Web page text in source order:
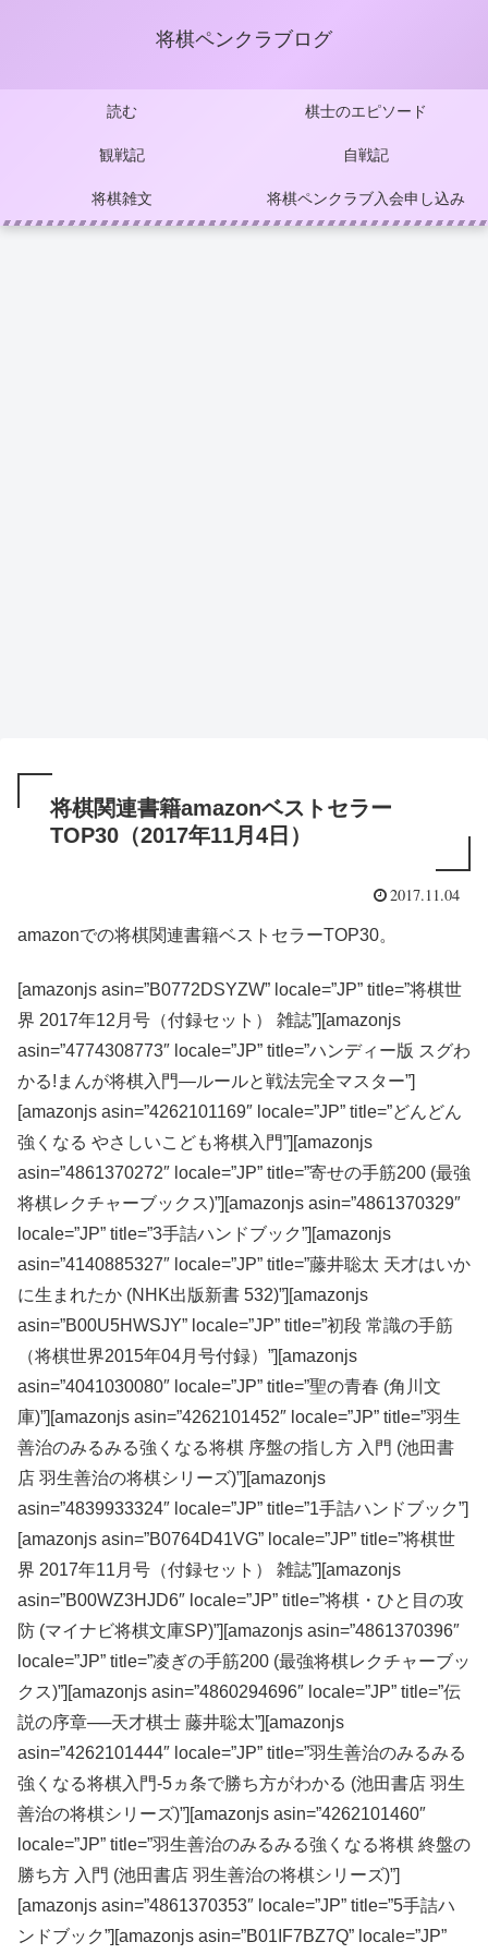
将棋ペンクラブログ
読む 棋士のエピソード
観戦記 自戦記
将棋雑文 将棋ペンクラブ入会申し込み
将棋関連書籍amazonベストセラー
TOP30（2017年11月4日）
2017.11.04
amazonでの将棋関連書籍ベストセラーTOP30。
[amazonjs asin=”B0772DSYZW” locale=”JP” title=”将棋世
界 2017年12月号（付録セット） 雑誌”][amazonjs
asin=”4774308773″ locale=”JP” title=”ハンディー版 スグわ
かる!まんが将棋入門―ルールと戦法完全マスター”]
[amazonjs asin=”4262101169″ locale=”JP” title=”どんどん
強くなる やさしいこども将棋入門”][amazonjs
asin=”4861370272″ locale=”JP” title=”寄せの手筋200 (最強
将棋レクチャーブックス)”][amazonjs asin=”4861370329″
locale=”JP” title=”3手詰ハンドブック”][amazonjs
asin=”4140885327″ locale=”JP” title=”藤井聡太 天才はいか
に生まれたか (NHK出版新書 532)”][amazonjs
asin=”B00U5HWSJY” locale=”JP” title=”初段 常識の手筋
（将棋世界2015年04月号付録）”][amazonjs
asin=”4041030080″ locale=”JP” title=”聖の青春 (角川文
庫)”][amazonjs asin=”4262101452″ locale=”JP” title=”羽生
善治のみるみる強くなる将棋 序盤の指し方 入門 (池田書
店 羽生善治の将棋シリーズ)”][amazonjs
asin=”4839933324″ locale=”JP” title=”1手詰ハンドブック”]
[amazonjs asin=”B0764D41VG” locale=”JP” title=”将棋世
界 2017年11月号（付録セット） 雑誌”][amazonjs
asin=”B00WZ3HJD6″ locale=”JP” title=”将棋・ひと目の攻
防 (マイナビ将棋文庫SP)”][amazonjs asin=”4861370396″
locale=”JP” title=”凌ぎの手筋200 (最強将棋レクチャーブッ
クス)”][amazonjs asin=”4860294696″ locale=”JP” title=”伝
説の序章──天才棋士 藤井聡太”][amazonjs
asin=”4262101444″ locale=”JP” title=”羽生善治のみるみる
強くなる将棋入門-5ヵ条で勝ち方がわかる (池田書店 羽生
善治の将棋シリーズ)”][amazonjs asin=”4262101460″
locale=”JP” title=”羽生善治のみるみる強くなる将棋 終盤の
勝ち方 入門 (池田書店 羽生善治の将棋シリーズ)”]
[amazonjs asin=”4861370353″ locale=”JP” title=”5手詰ハ
ンドブック”][amazonjs asin=”B01IF7BZ7Q” locale=”JP”